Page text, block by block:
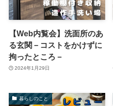
【Web内覧会】洗面所のあ
る玄関－コストをかけずに
拘ったところ－
2024年1月29日
暮らしのこと